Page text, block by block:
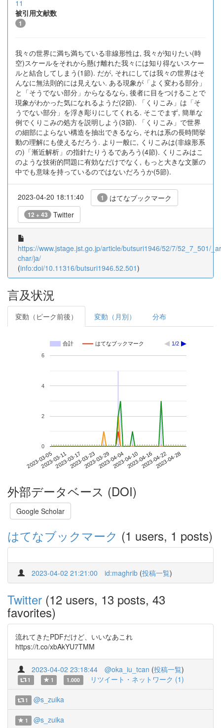
11
被引用文献数
1
我々の世界に満ち満ちている非線形性は, 我々が知りたい(時
空)スケールをそれから懸け離れた我々には知り得ないスケー
ルと結合してしまう(1節). だが, それにしては我々の世界はそ
んなに無法則的には見えない. ある現象が「よく変わる部分」
と「そうでない部分」からなるなら, 後者に目をつけることで
現象がわかった気になれるようだ(2節). 「くりこみ」は「そ
うでない部分」を浮き彫りにしてくれる. そこでまず, 簡単な
例でくりこみの処方を説明しよう(3節). 「くりこみ」で世界
の細部によらない構造を抽出できるなら, それは系の長時間挙
動の理解にも使えるだろう. より一般に, くりこみは(非線形系
の)「漸近解析」の指針たりうるであろう(4節). くりこみはこ
のような技術的問題に有効なだけでなく, もっと大きな文脈の
中でも意味を持っているのではないだろうか(5節).
2023-04-20 18:11:40 1 はてなブックマーク
12 + 43 Twitter
https://www.jstage.jst.go.jp/article/butsuri1946/52/7/52_7_501/
char/ja/
(info:doi/10.11316/butsuri1946.52.501)
言及状況
変動（ピーク前後） 変動（月別） 分布
合計 はてなブックマーク 1/2
2023-03-052023-03-112023-03-172023-03-232023-03-292023-04-042023-04-102023-04-162023-04-222023-04-28
0
2
4
6
外部データベース (DOI)
Google Scholar
はてなブックマーク (1 users, 1 posts)
2023-04-02 21:21:00 id:maghrib (投稿一覧)
Twitter (12 users, 13 posts, 43
favorites)
流れてきたPDFだけど、いいなあこれ
https://t.co/xbAkYU7TMM
2023-04-02 23:18:44 @oka_iu_tcan (投稿一覧)
1 1 1.000 リツイート・ネットワーク (1)
1 @s_zuika
1 @s_zuika